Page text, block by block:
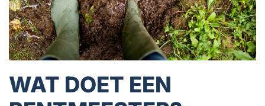
WAT DOET EEN